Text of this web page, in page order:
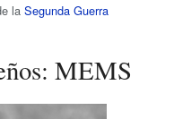
la Segunda Guerra
MEMS